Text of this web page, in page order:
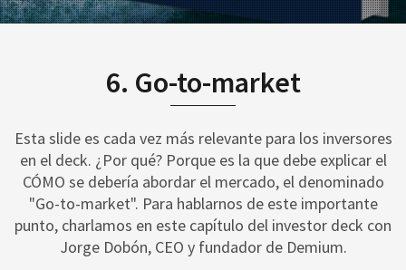
6. Go-to-market
Esta slide es cada vez más relevante para los inversores
en el deck. ¿Por qué? Porque es la que debe explicar el
CÓMO se debería abordar el mercado, el denominado
"Go-to-market". Para hablarnos de este importante
punto, charlamos en este capítulo del investor deck con
Jorge Dobón, CEO y fundador de Demium.